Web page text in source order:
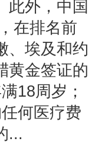
此外，中国
在排名前
、埃及和约
黄金签证的
18周岁；
何医疗费
...